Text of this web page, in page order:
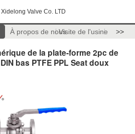
Valve Co. LTD
À propos de nousVisite de l'usine >>
de la plate-forme 2pc de
bas PTFE PPL Seat doux